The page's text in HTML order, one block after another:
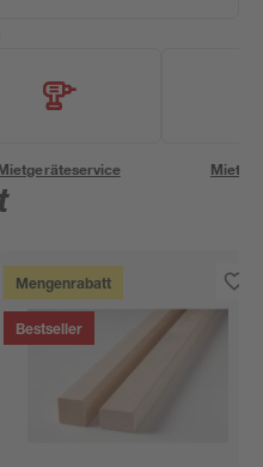
Mengenrabatt
Bestseller